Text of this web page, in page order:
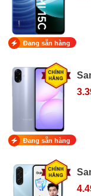
Đang sẵn hàng
Đang sẵn hàng